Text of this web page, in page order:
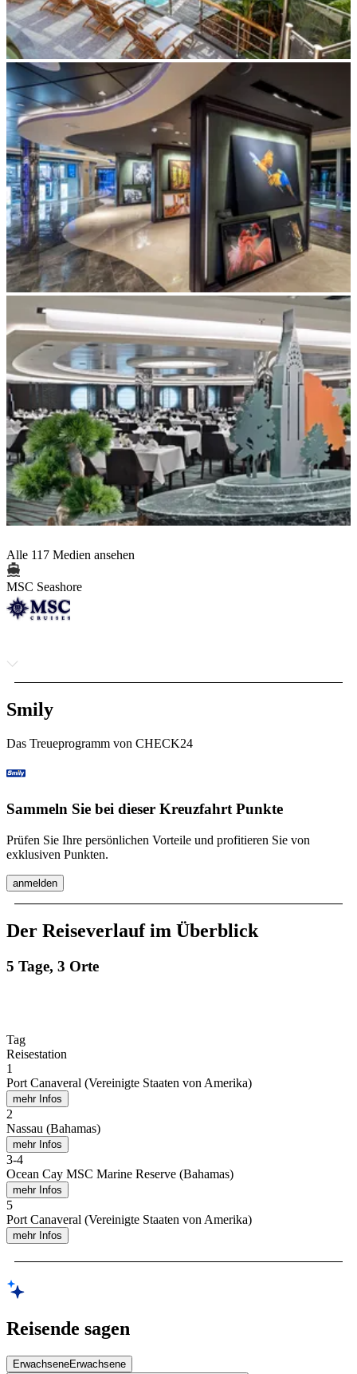
Alle 117 Medien ansehen
MSC Seashore
Smily
Das Treueprogramm von CHECK24
Sammeln Sie bei dieser Kreuzfahrt Punkte
Prüfen Sie Ihre persönlichen Vorteile und profitieren Sie von
exklusiven Punkten.
anmelden
Der Reiseverlauf im Überblick
5 Tage, 3 Orte
Tag
Reisestation
1
Port Canaveral (Vereinigte Staaten von Amerika)
mehr Infos
2
Nassau (Bahamas)
mehr Infos
3-4
Ocean Cay MSC Marine Reserve (Bahamas)
mehr Infos
5
Port Canaveral (Vereinigte Staaten von Amerika)
mehr Infos
Reisende sagen
ErwachseneErwachsene